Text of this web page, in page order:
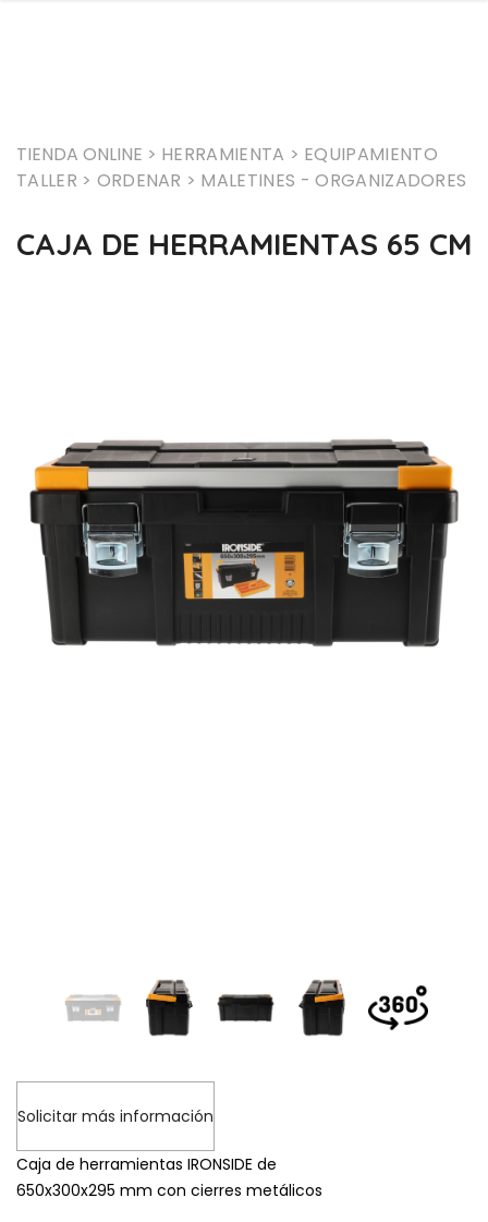
TIENDA ONLINE > HERRAMIENTA > EQUIPAMIENTO
TALLER > ORDENAR > MALETINES - ORGANIZADORES
CAJA DE HERRAMIENTAS 65 CM
Caja de herramientas IRONSIDE de
650x300x295 mm con cierres metálicos
Solicitar más información